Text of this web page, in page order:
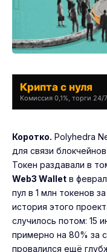
Крипта с нуля
Комиссия 0,1%, торги 24/
Коротко. Polyhedra
для связи
Токен раздавали в
Web3 Wallet в
пул в 1 млн токенов
история этого
случилось потом: 15
примерно на 80% за
провалился ещё